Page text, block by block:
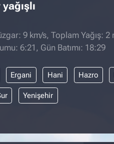
9 km/s, Toplam Yağış: 2
6:21, Gün Batımı: 18:29
Ergani Hani Hazro
Yenişehir